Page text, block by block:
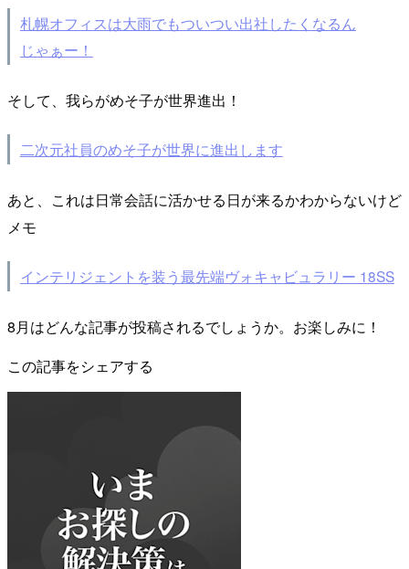
札幌オフィスは大雨でもついつい出社したくなるん
じゃぁー！
そして、我らがめそ子が世界進出！
二次元社員のめそ子が世界に進出します
あと、これは日常会話に活かせる日が来るかわからないけど
メモ
インテリジェントを装う最先端ヴォキャビュラリー 18SS
8月はどんな記事が投稿されるでしょうか。お楽しみに！
この記事をシェアする